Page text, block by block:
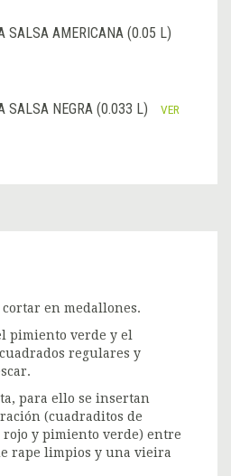
SALSA AMERICANA (0.05 L)
SALSA NEGRA (0.033 L)
VER
en medallones.
pimiento verde y el
regulares y
para ello se insertan
(cuadraditos de
y pimiento verde) entre
rape limpios y una vieira